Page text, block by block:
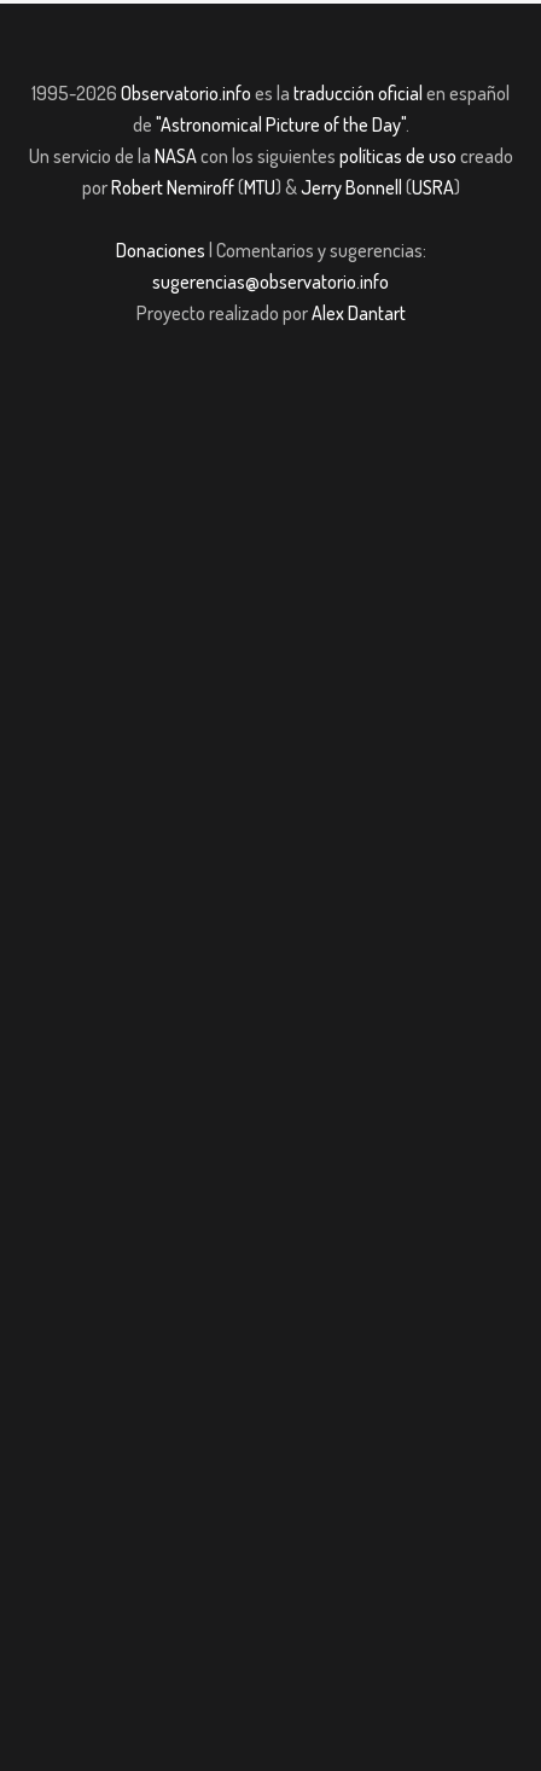
1995-2026 Observatorio.info es la traducción oficial en español
de "Astronomical Picture of the Day".
Un servicio de la NASAcon los siguientes políticas de uso creado
porRobert Nemiroff(MTU) &Jerry Bonnell (USRA)
Donaciones | Comentarios y sugerencias:
sugerencias@observatorio.info
Proyecto realizado porAlex Dantart